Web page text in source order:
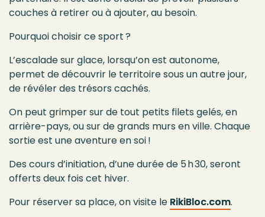
couches à retirer ou à ajouter, au besoin.
Pourquoi choisir ce sport ?
L’escalade sur glace, lorsqu’on est autonome,
permet de découvrir le territoire sous un autre jour,
de révéler des trésors cachés.
On peut grimper sur de tout petits filets gelés, en
arrière-pays, ou sur de grands murs en ville. Chaque
sortie est une aventure en soi !
Des cours d’initiation, d’une durée de 5 h 30, seront
offerts deux fois cet hiver.
Pour réserver sa place, on visite le RikiBloc.com.